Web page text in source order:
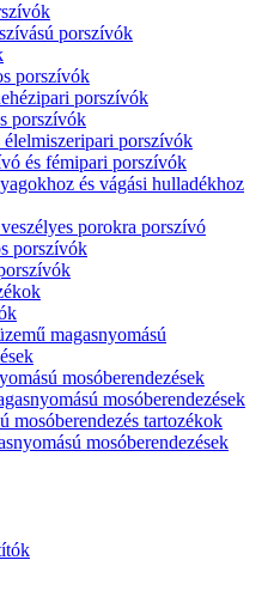
porszívók
porszívók
porszívók
porszívók
élelmiszeripari porszívók
és fémipari porszívók
és vágási hulladékhoz
porokra porszívó
porszívók
magasnyomású
mosóberendezések
mosóberendezések
mosóberendezés tartozékok
mosóberendezések